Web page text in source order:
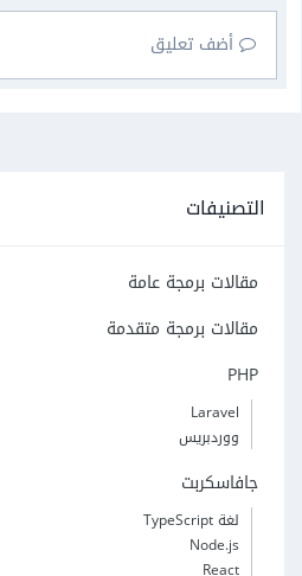
أضف تعليق
التصنيفات
مقالات برمجة عامة
مقالات برمجة متقدمة
PHP
Laravel
ووردبريس
جافاسكربت
لغة TypeScript
Node.js
React